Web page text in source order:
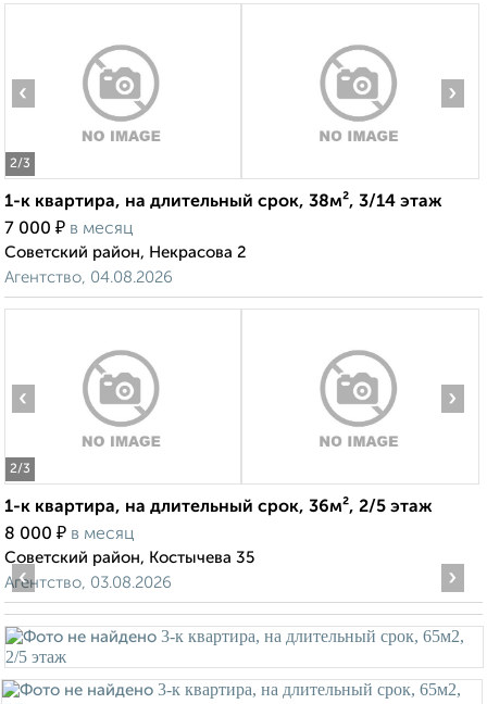
2/3
‹ ›
1-к квартира, на длительный срок, 38м², 3/14 этаж
7 000 ₽ в месяц
Советский район, Некрасова 2
Агентство, 04.08.2026
2/3
‹ ›
1-к квартира, на длительный срок, 36м², 2/5 этаж
8 000 ₽ в месяц
Советский район, Костычева 35
Агентство, 03.08.2026
‹ ›